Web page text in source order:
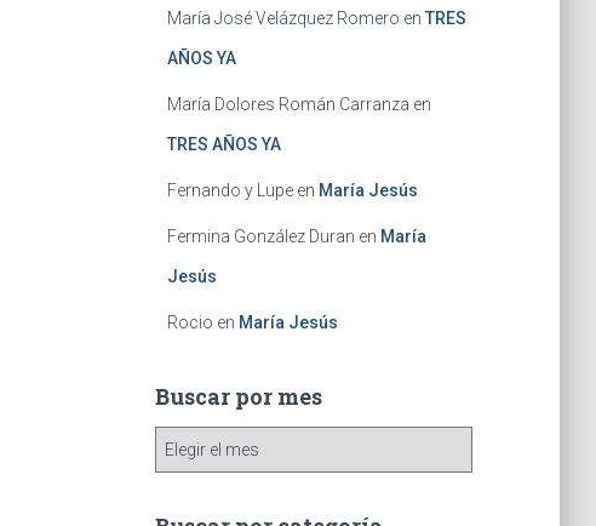
María José Velázquez Romero en TRES
AÑOS YA
María Dolores Román Carranza en
TRES AÑOS YA
Fernando y Lupeen María Jesús
Fermina González Duran en María
Jesús
Rocio en María Jesús
Buscar por mes
c